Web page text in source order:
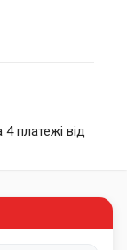
4 платежі від